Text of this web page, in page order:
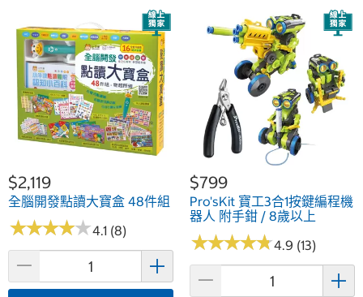
$2,119
全腦開發點讀大寶盒 48件組
★★★★★
★★★★★4.1 (8)
$799
Pro'sKit 寶工3合1按鍵編程機
器人 附手鉗 / 8歲以上
★★★★★
★★★★★4.9 (13)